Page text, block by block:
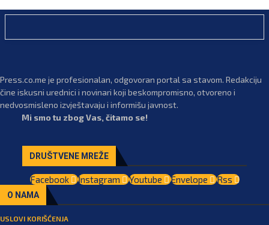
Press.co.me je profesionalan, odgovoran portal sa stavom. Redakciju
čine iskusni urednici i novinari koji beskompromisno, otvoreno i
nedvosmisleno izvještavaju i informišu javnost.
Mi smo tu zbog Vas, čitamo se!
DRUŠTVENE MREŽE
Facebook Instagram Youtube Envelope Rss
O NAMA
USLOVI KORIŠĆENJA